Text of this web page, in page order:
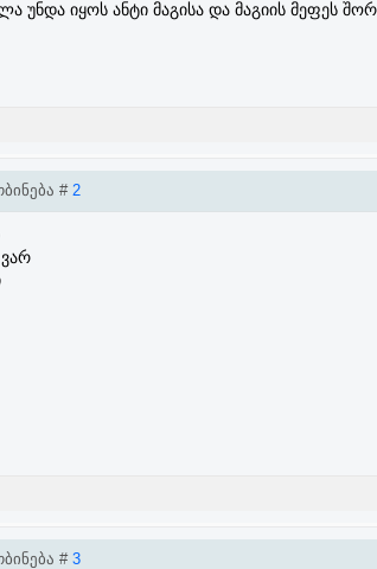
უნდა იყოს ანტი მაგისა და მაგიის მეფეს
# 2
# 3